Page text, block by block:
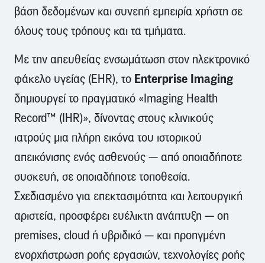
βάση δεδομένων και συνεπή εμπειρία χρήστη σε
όλους τους τρόπους και τα τμήματα.
Με την απευθείας ενσωμάτωση στον ηλεκτρονικό
φάκελο υγείας (EHR), το Enterprise Imaging
δημιουργεί το πραγματικό «Imaging Health
Record™ (IHR)», δίνοντας στους κλινικούς
ιατρούς μια πλήρη εικόνα του ιστορικού
απεικόνισης ενός ασθενούς — από οποιαδήποτε
συσκευή, σε οποιαδήποτε τοποθεσία.
Σχεδιασμένο για επεκτασιμότητα και λειτουργική
αριστεία, προσφέρει ευέλικτη ανάπτυξη — on
premises, cloud ή υβριδικό — και προηγμένη
ενορχήστρωση ροής εργασιών, τεχνολογίες ροής